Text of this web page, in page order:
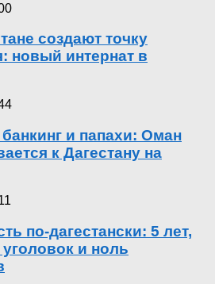
создают точку
новый интернат в
и папахи: Оман
к Дагестану на
по-дагестански: 5 лет,
и ноль